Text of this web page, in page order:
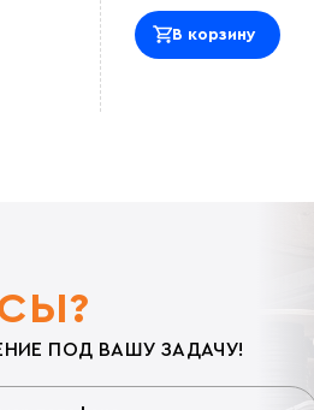
В корзину
ПОД ВАШУ ЗАДАЧУ!